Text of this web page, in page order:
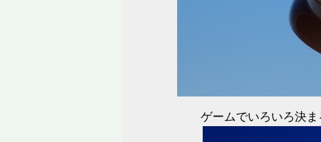
ゲームでいろいろ決